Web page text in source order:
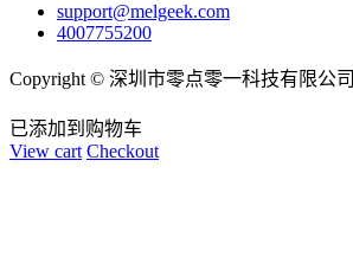
support@melgeek.com
4007755200
Copyright © 深圳市零点零一科技有限公司
已添加到购物车
View cart Checkout